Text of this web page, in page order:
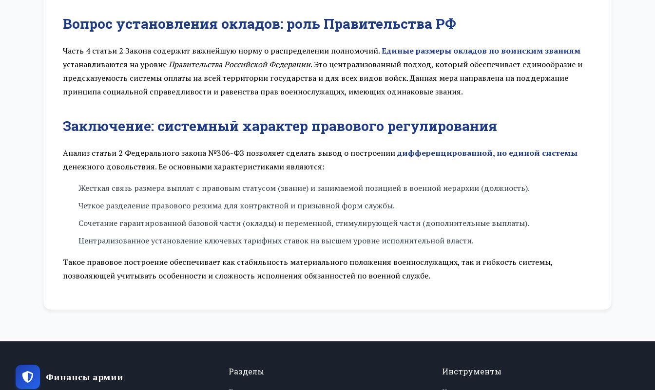
Разряд 39 49 430.00 ₽
Разряд 41 50 863.00 ₽
Разряд 42 51 579.00 ₽
Разряд 43 52 295.00 ₽
Разряд 45 53 727.00 ₽
Разряд 47 57 308.00 ₽
Разряд 48 60 176.00 ₽
Разряд 49 63 039.00 ₽
Вопрос установления окладов: роль Правительства РФ
Часть 4 статьи 2 Закона содержит важнейшую норму о распределении полномочий.Единые размеры окладов по воинским званиям
устанавливаются на уровнеПравительства Российской Федерации. Это централизованный подход, который обеспечивает единообразие и
предсказуемость системы оплаты на всей территории государства и для всех видов войск. Данная мера направлена на поддержание
принципа социальной справедливости и равенства прав военнослужащих, имеющих одинаковые звания.
Заключение: системный характер правового регулирования
Анализ статьи 2 Федерального закона №306-ФЗ позволяет сделать вывод о построениидифференцированной, но единой системы
денежного довольствия. Ее основными характеристиками являются:
Жесткая связь размера выплат с правовым статусом (звание) и занимаемой позицией в военной иерархии (должность).
Четкое разделение правового режима для контрактной и призывной форм службы.
Сочетание гарантированной базовой части (оклады) и переменной, стимулирующей части (дополнительные выплаты).
Централизованное установление ключевых тарифных ставок на высшем уровне исполнительной власти.
Такое правовое построение обеспечивает как стабильность материального положения военнослужащих, так и гибкость системы,
позволяющей учитывать особенности и сложность исполнения обязанностей по военной службе.
Финансы армии Разделы Инструменты